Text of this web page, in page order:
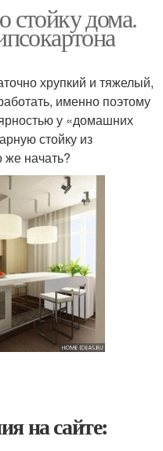
стойку дома.
хрупкий и тяжелый,
именно поэтому
у «домашних
стойку из
же начать?
на сайте: